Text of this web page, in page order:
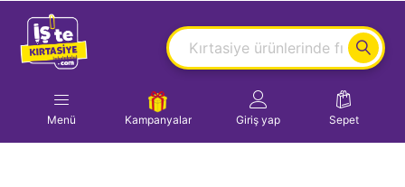
Menü Kampanyalar Giriş yap Sepet